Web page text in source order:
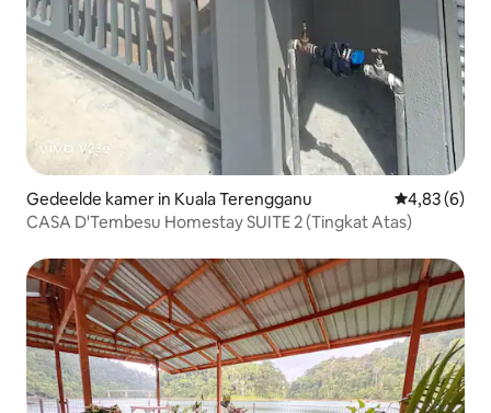
Gedeelde kamer in Kuala Terengganu Gemiddelde
4,83 (6)
CASA D'Tembesu Homestay SUITE 2 (Tingkat Atas)